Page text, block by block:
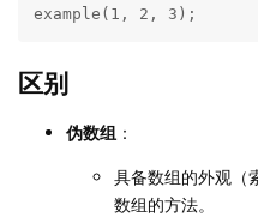
example(1, 2, 3);
区别
伪数组 ：
具备数组的外观（
数组的方法。